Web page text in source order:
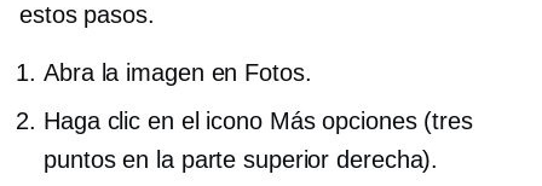
estos pasos.
Abra la imagen en Fotos.
Haga clic en el icono Más opciones (tres
puntos en la parte superior derecha).